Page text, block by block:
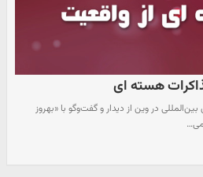
هسته ای
در وین از دیدار و گفت‌وگو با «بهروز